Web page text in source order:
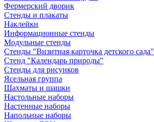
Фермерский дворик
Стенды и плакаты
Наклейки
Информационные стенды
Модульные стенды
Стенды "Визитная карточка детского сада"
Стенд "Календарь природы"
Стенды для рисунков
Ясельная группа
Шахматы и шашки
Настольные наборы
Настенные наборы
Напольные наборы